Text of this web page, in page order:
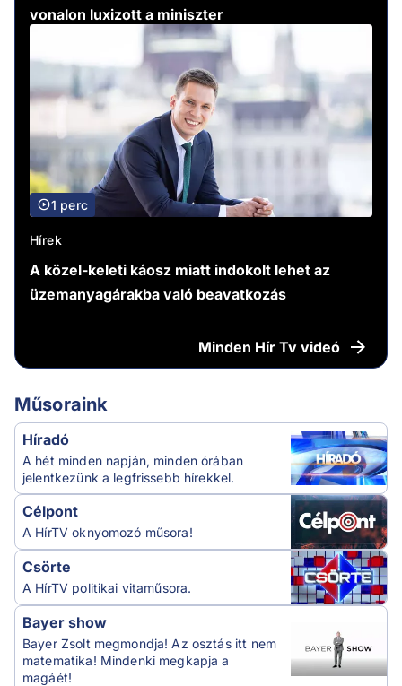
vonalon luxizott a miniszter
1 perc
Hírek
A közel-keleti káosz miatt indokolt lehet az
üzemanyagárakba való beavatkozás
Minden Hír Tv videó
Műsoraink
Híradó
A hét minden napján, minden órában
jelentkezünk a legfrissebb hírekkel.
Célpont
A HírTV oknyomozó műsora!
Csörte
A HírTV politikai vitaműsora.
Bayer show
Bayer Zsolt megmondja! Az osztás itt nem
matematika! Mindenki megkapja a
magáét!